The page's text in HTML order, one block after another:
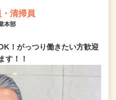
清掃員
本部
！がっつり働きたい方歓迎
す！！